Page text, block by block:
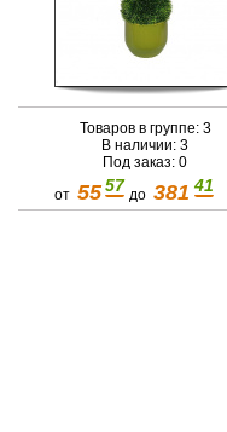
Товаров в группе: 3
В наличии: 3
Под заказ: 0
от 55 57до381 41